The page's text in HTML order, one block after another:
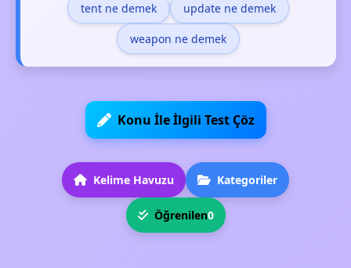
tent ne demek update ne demek
weapon ne demek
Konu İle İlgili Test Çöz
Kelime Havuzu Kategoriler
Öğrenilen0